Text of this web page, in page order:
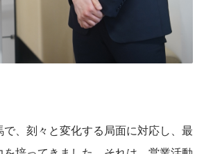
で、刻々と変化する局面に対応し、最